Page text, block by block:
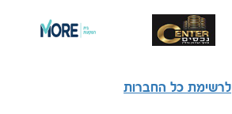
לרשימת כל החברות